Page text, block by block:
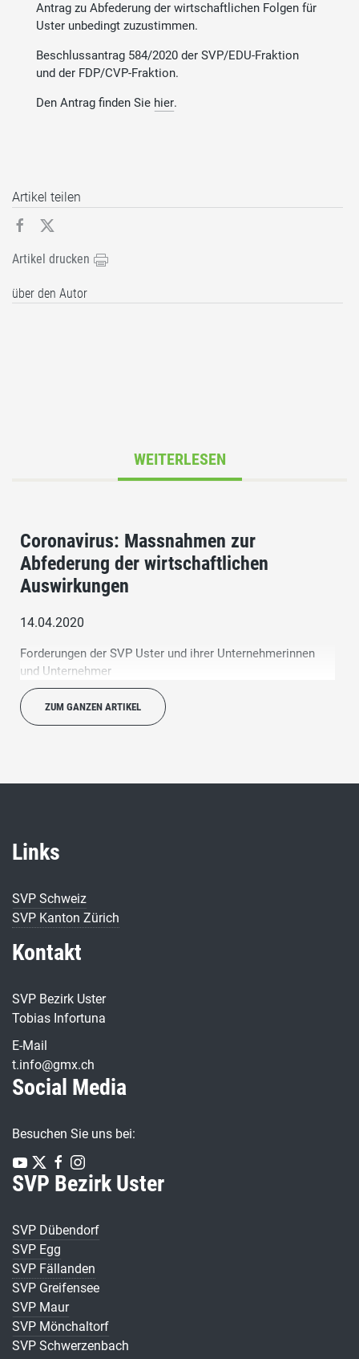
Antrag zu Abfederung der wirtschaftlichen Folgen für
Uster unbedingt zuzustimmen.
Beschlussantrag 584/2020 der SVP/EDU-Fraktion
und der FDP/CVP-Fraktion.
Den Antrag finden Sie hier.
Artikel teilen
Artikel drucken
über den Autor
WEITERLESEN
Coronavirus: Massnahmen zur
Abfederung der wirtschaftlichen
Auswirkungen
14.04.2020
Forderungen der SVP Uster und ihrer Unternehmerinnen
und Unternehmer
ZUM GANZEN ARTIKEL
Links
SVP Schweiz
SVP Kanton Zürich
Kontakt
SVP Bezirk Uster
Tobias Infortuna
E-Mail
t.info@gmx.ch
Social Media
Besuchen Sie uns bei:
SVP Bezirk Uster
SVP Dübendorf
SVP Egg
SVP Fällanden
SVP Greifensee
SVP Maur
SVP Mönchaltorf
SVP Schwerzenbach